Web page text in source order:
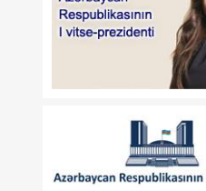
genişləndirilməsi
istiqamətində zəruri dövlət
dəstəyinin gücləndirilməsi
Respublikası adından borc
verilməsi Qaydası”nın
təsdiq edilməsi haqqında”
Azərbaycan Respublikası
Prezidentinin 2018-ci il 18